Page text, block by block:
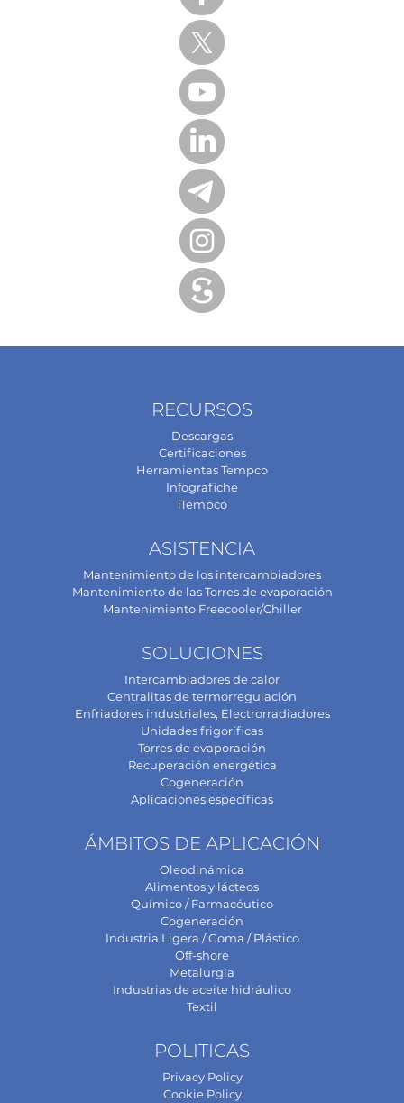
RECURSOS
Descargas
Certificaciones
Herramientas Tempco
Infografiche
iTempco
ASISTENCIA
Mantenimiento de los intercambiadores
Mantenimiento de las Torres de evaporación
Mantenimiento Freecooler/Chiller
SOLUCIONES
Intercambiadores de calor
Centralitas de termorregulación
Enfriadores industriales, Electrorradiadores
Unidades frigoríficas
Torres de evaporación
Recuperación energética
Cogeneración
Aplicaciones específicas
ÁMBITOS DE APLICACIÓN
Oleodinámica
Alimentos y lácteos
Químico / Farmacéutico
Cogeneración
Industria Ligera / Goma / Plástico
Off-shore
Metalurgia
Industrias de aceite hidráulico
Textil
POLITICAS
Privacy Policy
Cookie Policy